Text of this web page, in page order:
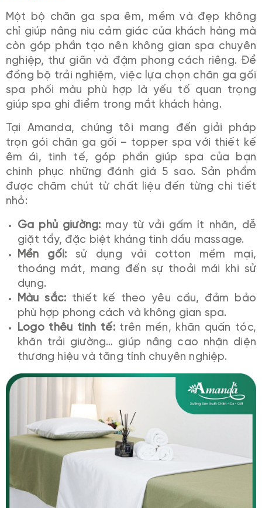
Một bộ chăn ga spa êm, mềm và đẹp không
chỉ giúp nâng niu cảm giác của khách hàng mà
còn góp phần tạo nên không gian spa chuyên
nghiệp, thư giãn và đậm phong cách riêng. Để
đồng bộ trải nghiệm, việc lựa chọn chăn ga gối
spa phối màu phù hợp là yếu tố quan trọng
giúp spa ghi điểm trong mắt khách hàng.
Tại Amanda, chúng tôi mang đến giải pháp
trọn gói chăn ga gối – topper spa với thiết kế
êm ái, tinh tế, góp phần giúp spa của bạn
chinh phục những đánh giá 5 sao. Sản phẩm
được chăm chút từ chất liệu đến từng chi tiết
nhỏ:
Ga phủ giường: may từ vải gấm ít nhăn, dễ
giặt tẩy, đặc biệt kháng tinh dầu massage.
Mền gối: sử dụng vải cotton mềm mại,
thoáng mát, mang đến sự thoải mái khi sử
dụng.
Màu sắc: thiết kế theo yêu cầu, đảm bảo
phù hợp phong cách và không gian spa.
Logo thêu tinh tế:trên mền, khăn quấn tóc,
khăn trải giường… giúp nâng cao nhận diện
thương hiệu và tăng tính chuyên nghiệp.